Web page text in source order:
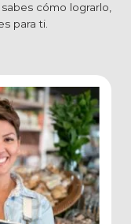
cómo lograrlo,
para ti.